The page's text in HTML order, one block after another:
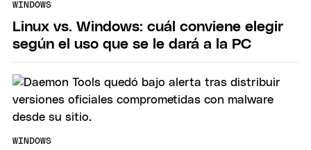
WINDOWS
Linux vs. Windows: cuál conviene elegir
según el uso que se le dará a la PC
WINDOWS